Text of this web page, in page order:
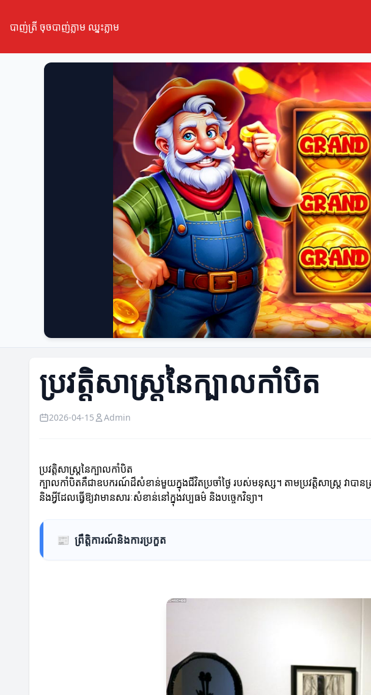
បាញ់ត្រី ចុចបាញ់ភ្លាម ឈ្នះភ្លាម
ប្រវត្តិសាស្ត្រនៃក្បាលកាំបិត
2026-04-15 Admin
ប្រវត្តិសាស្ត្រនៃក្បាលកាំបិត
ក្បាលកាំបិតគឺជាឧបករណ៍ដ៏សំខាន់មួយក្នុងជីវិតប្រចាំថ្ងៃ របស់មនុស្ស។ តាមប្រវត្តិសាស្ត្រ វាបា
និងអ្វីដែលធ្វើឱ្យវាមានសារៈសំខាន់នៅក្នុងវប្បធម៌ និងបច្ចេកវិទ្យា។
📰 ព្រឹត្តិការណ៍និងការប្រកួត